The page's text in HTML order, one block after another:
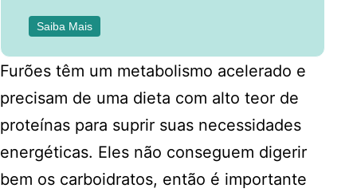
Saiba Mais
Furões têm um metabolismo acelerado e
precisam de uma dieta com alto teor de
proteínas para suprir suas necessidades
energéticas. Eles não conseguem digerir
bem os carboidratos, então é importante